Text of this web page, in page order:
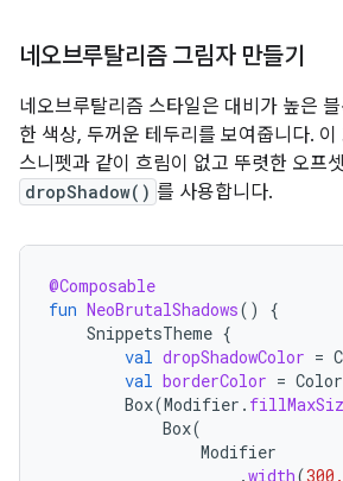
네오브루탈리즘 그림자 만들기
네오브루탈리즘 스타일은 대비가 높은
한 색상, 두꺼운 테두리를 보여줍니다.
스니펫과 같이 흐림이 없고 뚜렷한 오프
dropShadow() 를 사용합니다.
@Composable
fun NeoBrutalShadows()
{
SnippetsTheme {
val dropShadowColor =
val borderColor = Color
Box(Modifier .
Box(
Modifier
.width(300.